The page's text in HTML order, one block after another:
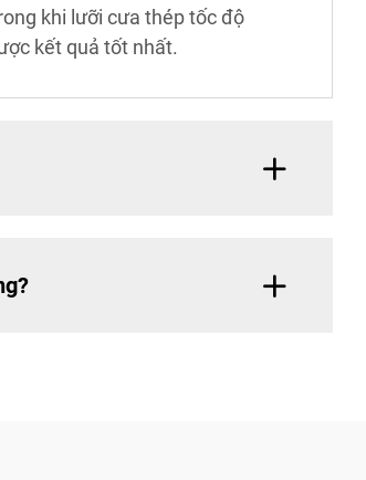
khi lưỡi cưa thép tốc độ
kết quả tốt nhất.